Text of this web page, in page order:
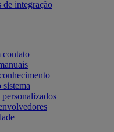
de integração
contato
sistema